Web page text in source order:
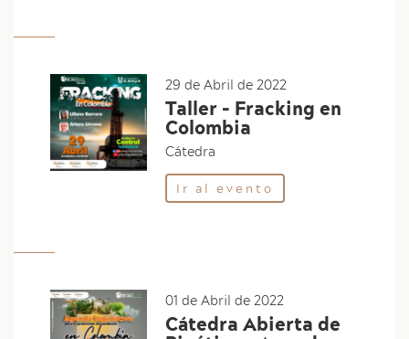
29 de Abril de 2022
Taller - Fracking en
Colombia
Cátedra
Ir al evento
01 de Abril de 2022
Cátedra Abierta de